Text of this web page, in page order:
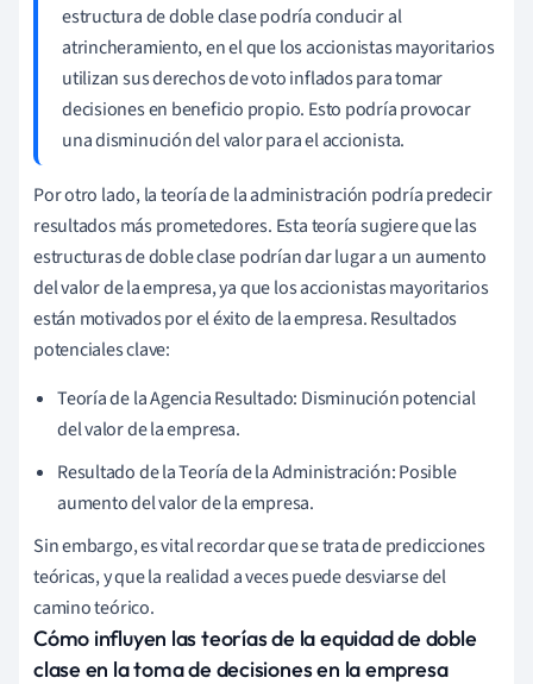
estructura de doble clase podría conducir al
atrincheramiento, en el que los accionistas mayoritarios
utilizan sus derechos de voto inflados para tomar
decisiones en beneficio propio. Esto podría provocar
una disminución del valor para el accionista.
Por otro lado, la teoría de la administración podría predecir
resultados más prometedores. Esta teoría sugiere que las
estructuras de doble clase podrían dar lugar a un aumento
del valor de la empresa, ya que los accionistas mayoritarios
están motivados por el éxito de la empresa. Resultados
potenciales clave:
Teoría de la Agencia Resultado: Disminución potencial
del valor de la empresa.
Resultado de la Teoría de la Administración: Posible
aumento del valor de la empresa.
Sin embargo, es vital recordar que se trata de predicciones
teóricas, y que la realidad a veces puede desviarse del
camino teórico.
Cómo influyen las teorías de la equidad de doble
clase en la toma de decisiones en la empresa